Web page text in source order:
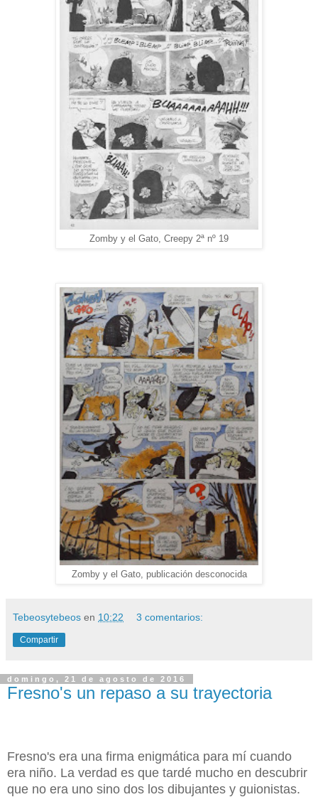
Zomby y el Gato, Creepy 2ª nº 19
Zomby y el Gato, publicación desconocida
Tebeosytebeos en 10:22 3 comentarios:
Compartir
domingo, 21 de agosto de 2016
Fresno's un repaso a su trayectoria
Fresno's era una firma enigmática para mí cuando
era niño. La verdad es que tardé mucho en descubrir
que no era uno sino dos los dibujantes y guionistas.